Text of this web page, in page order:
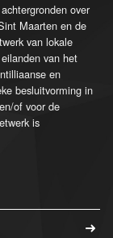
over
Maarten en de
van lokale
van het
en
besluitvorming in
of voor de
is